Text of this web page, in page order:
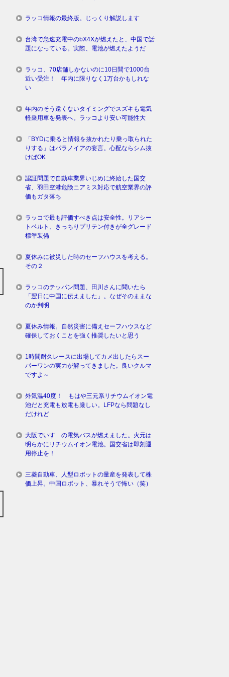
ラッコ情報の最終版。じっくり解説します
台湾で急速充電中のbX4Xが燃えたと、中国で話
題になっている。実際、電池が燃えたようだ
ラッコ、70店舗しかないのに10日間で1000台
近い受注！ 年内に限りなく1万台かもしれな
い
年内のそう遠くないタイミングでスズキも電気
軽乗用車を発表へ。ラッコより安い可能性大
「BYDに乗ると情報を抜かれたり乗っ取られた
りする」はパラノイアの妄言。心配ならシム抜
けばOK
認証問題で自動車業界いじめに終始した国交
省、羽田空港危険ニアミス対応で航空業界の評
価もガタ落ち
ラッコで最も評価すべき点は安全性。リアシー
トベルト、きっちりプリテン付きが全グレード
標準装備
夏休みに被災した時のセーフハウスを考える。
その２
ラッコのテッパン問題、田川さんに聞いたら
「翌日に中国に伝えました」。なぜそのままな
のか判明
夏休み情報。自然災害に備えセーフハウスなど
確保しておくことを強く推奨したいと思う
1時間耐久レースに出場してカメ出したらスー
パーワンの実力が解ってきました。良いクルマ
ですよ～
外気温40度！ もはや三元系リチウムイオン電
池だと充電も放電も厳しい。LFPなら問題なし
だけれど
大阪でいすゞの電気バスが燃えました。火元は
明らかにリチウムイオン電池。国交省は即刻運
用停止を！
三菱自動車、人型ロボットの量産を発表して株
価上昇。中国ロボット、暴れそうで怖い（笑）